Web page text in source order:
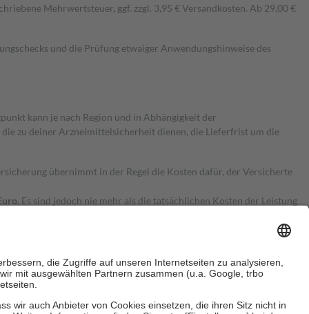
Mehrwertsteuer, ggf. zzgl. 3,95 € Versandkosten. Ab 29,00 €
und die Prüfung etwaiger Anwendungshinweise des
kann je nach Region und in Abhängigkeit der
zu deiner Arzneimittelsicherheit dienen, die Lieferfrist um die
übernimmt in der Regel die Kosten dafür, der Versicherte
Es sind jedoch nie mehr als die tatsächlichen Kosten der Leistung
Zuzahlungen an bei: